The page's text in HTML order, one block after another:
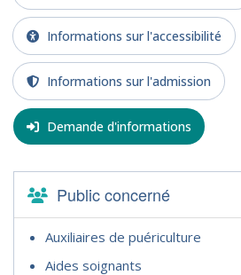
Informations sur l'accessibilité
Informations sur l'admission
Demande d'informations
Public concerné
Auxiliaires de puériculture
Aides soignants